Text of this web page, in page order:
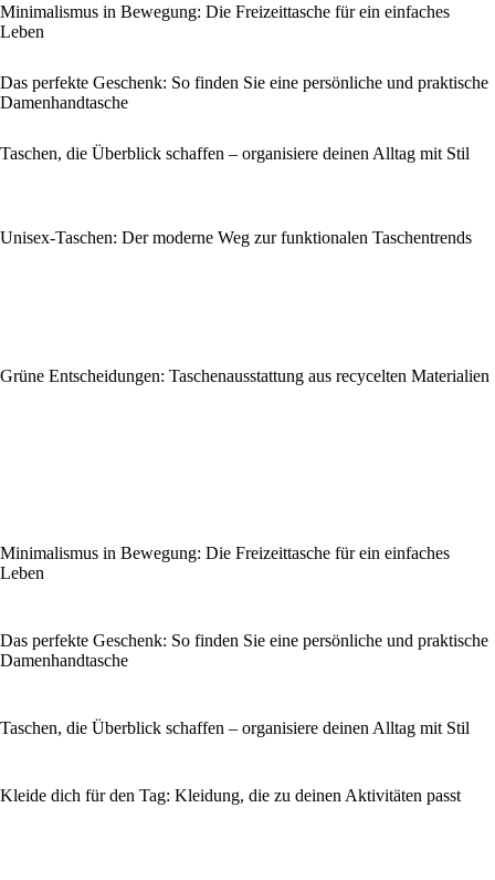
Minimalismus in Bewegung: Die Freizeittasche für ein einfaches
Leben
Das perfekte Geschenk: So finden Sie eine persönliche und praktische
Damenhandtasche
Taschen, die Überblick schaffen – organisiere deinen Alltag mit Stil
Unisex-Taschen: Der moderne Weg zur funktionalen Taschentrends
Grüne Entscheidungen: Taschenausstattung aus recycelten Materialien
Minimalismus in Bewegung: Die Freizeittasche für ein einfaches
Leben
Das perfekte Geschenk: So finden Sie eine persönliche und praktische
Damenhandtasche
Taschen, die Überblick schaffen – organisiere deinen Alltag mit Stil
Kleide dich für den Tag: Kleidung, die zu deinen Aktivitäten passt